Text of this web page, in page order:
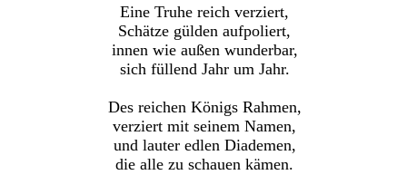
Eine Truhe reich verziert,
Schätze gülden aufpoliert,
innen wie außen wunderbar,
sich füllend Jahr um Jahr.
Des reichen Königs Rahmen,
verziert mit seinem Namen,
und lauter edlen Diademen,
die alle zu schauen kämen.